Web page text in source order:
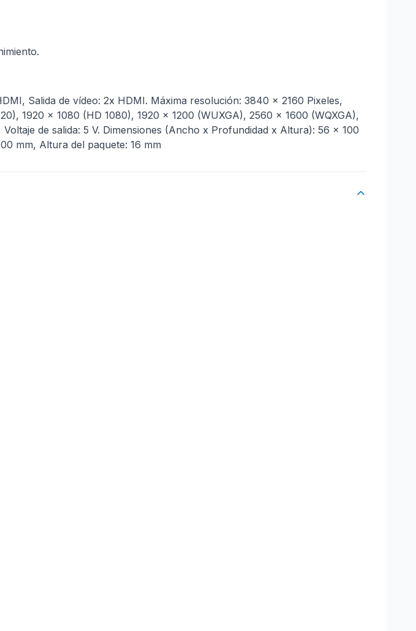
Salida de vídeo: 2x HDMI. Máxima resolución: 3840 x 2160 Pixeles,
1920 x 1080 (HD 1080), 1920 x 1200 (WUXGA), 2560 x 1600 (WQXGA),
de salida: 5 V. Dimensiones (Ancho x Profundidad x Altura): 56 x 100
mm, Altura del paquete: 16 mm